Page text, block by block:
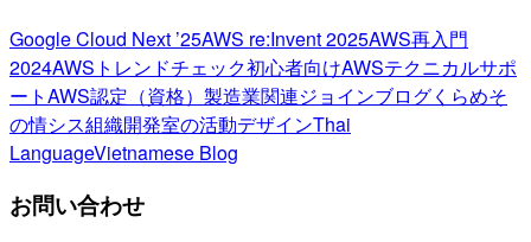
Google Cloud Next ’25AWS re:Invent 2025AWS再入門
2024AWSトレンドチェック初心者向けAWSテクニカルサポ
ートAWS認定（資格） 製造業関連ジョインブログくらめそ
の情シス組織開発室の活動デザインThai
LanguageVietnamese Blog
お問い合わせ